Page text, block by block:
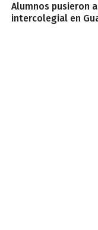
Alumnos pusieron
intercolegial en